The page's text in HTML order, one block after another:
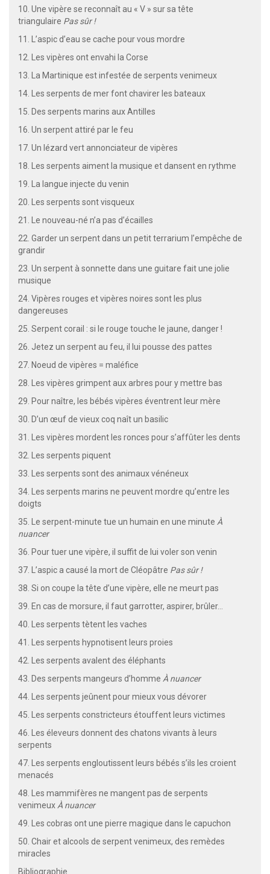
10. Une vipère se reconnaît au « V » sur sa tête
triangulaire Pas sûr !
11. L’aspic d’eau se cache pour vous mordre
12. Les vipères ont envahi la Corse
13. La Martinique est infestée de serpents venimeux
14. Les serpents de mer font chavirer les bateaux
15. Des serpents marins aux Antilles
16. Un serpent attiré par le feu
17. Un lézard vert annonciateur de vipères
18. Les serpents aiment la musique et dansent en rythme
19. La langue injecte du venin
20. Les serpents sont visqueux
21. Le nouveau-né n’a pas d’écailles
22. Garder un serpent dans un petit terrarium l’empêche de
grandir
23. Un serpent à sonnette dans une guitare fait une jolie
musique
24. Vipères rouges et vipères noires sont les plus
dangereuses
25. Serpent corail : si le rouge touche le jaune, danger !
26. Jetez un serpent au feu, il lui pousse des pattes
27. Noeud de vipères = maléfice
28. Les vipères grimpent aux arbres pour y mettre bas
29. Pour naître, les bébés vipères éventrent leur mère
30. D’un œuf de vieux coq naît un basilic
31. Les vipères mordent les ronces pour s’affûter les dents
32. Les serpents piquent
33. Les serpents sont des animaux vénéneux
34. Les serpents marins ne peuvent mordre qu’entre les
doigts
35. Le serpent-minute tue un humain en une minute À
nuancer
36. Pour tuer une vipère, il suffit de lui voler son venin
37. L’aspic a causé la mort de Cléopâtre Pas sûr !
38. Si on coupe la tête d’une vipère, elle ne meurt pas
39. En cas de morsure, il faut garrotter, aspirer, brûler…
40. Les serpents tètent les vaches
41. Les serpents hypnotisent leurs proies
42. Les serpents avalent des éléphants
43. Des serpents mangeurs d’homme À nuancer
44. Les serpents jeûnent pour mieux vous dévorer
45. Les serpents constricteurs étouffent leurs victimes
46. Les éleveurs donnent des chatons vivants à leurs
serpents
47. Les serpents engloutissent leurs bébés s’ils les croient
menacés
48. Les mammifères ne mangent pas de serpents
venimeux À nuancer
49. Les cobras ont une pierre magique dans le capuchon
50. Chair et alcools de serpent venimeux, des remèdes
miracles
Bibliographie